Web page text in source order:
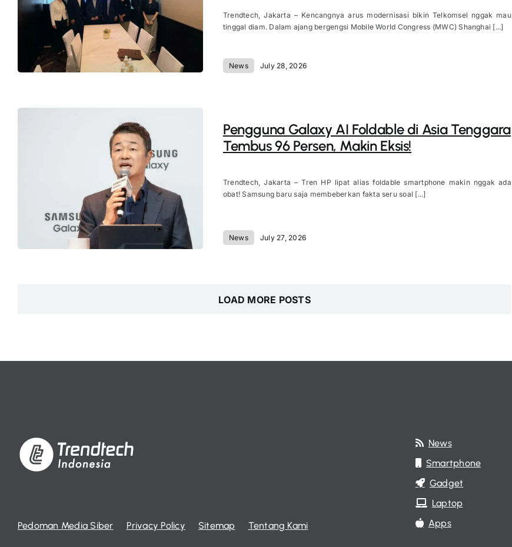
Trendtech, Jakarta – Kencangnya arus modernisasi bikin Telkomsel nggak mau
tinggal diam. Dalam ajang bergengsi Mobile World Congress (MWC) Shanghai [...]
News July 28, 2026
Pengguna Galaxy AI Foldable di Asia Tenggara
Tembus 96 Persen, Makin Eksis!
Trendtech, Jakarta – Tren HP lipat alias foldable smartphone makin nggak ada
obat! Samsung baru saja membeberkan fakta seru soal [...]
News July 27, 2026
LOAD MORE POSTS
Pedoman Media Siber Privacy Policy Sitemap Tentang Kami
News
Smartphone
Gadget
Laptop
Apps